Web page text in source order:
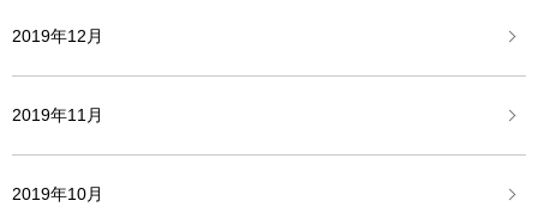
2019年12月
2019年11月
2019年10月